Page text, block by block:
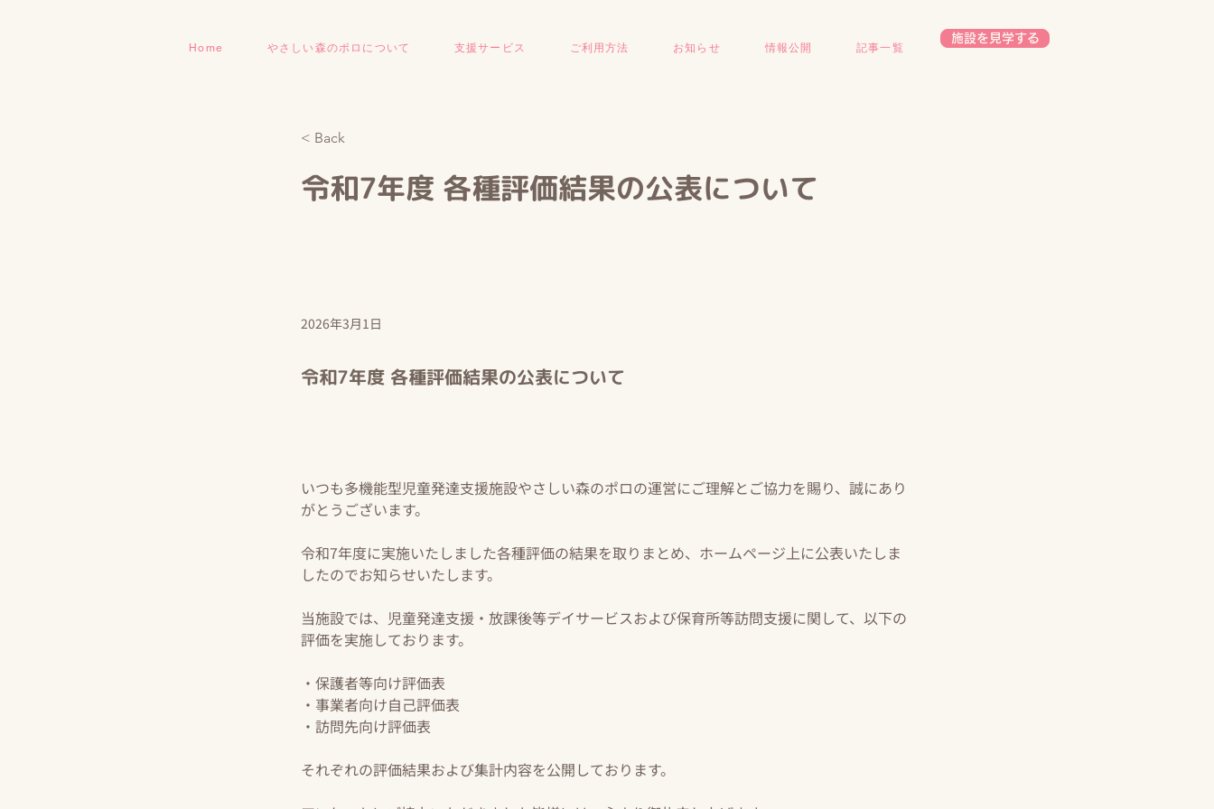
Home やさしい森のポロについて 支援サービス ご利用方法 お知らせ 情報公開 記事一覧
施設を見学する
< Back
令和7年度 各種評価結果の公表について
2026年3月1日
令和7年度 各種評価結果の公表について
いつも多機能型児童発達支援施設やさしい森のポロの運営にご理解とご協力を賜り、誠にあり
がとうございます。
令和7年度に実施いたしました各種評価の結果を取りまとめ、ホームページ上に公表いたしま
したのでお知らせいたします。
当施設では、児童発達支援・放課後等デイサービスおよび保育所等訪問支援に関して、以下の
評価を実施しております。
・保護者等向け評価表
・事業者向け自己評価表
・訪問先向け評価表
それぞれの評価結果および集計内容を公開しております。